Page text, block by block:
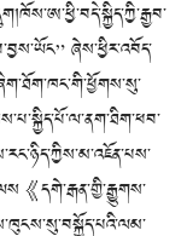
ཞེས་ཕྱིར་འབོད་
《དགེ་རྒན་གྱི་རྒྱུགས་